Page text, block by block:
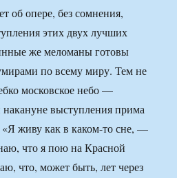
об опере, без сомнения,
этих двух лучших
же меломаны готовы
по всему миру. Тем не
московское небо —
выступления прима
«Я живу как в каком-то сне, —
что я пою на Красной
что, может быть, лет через